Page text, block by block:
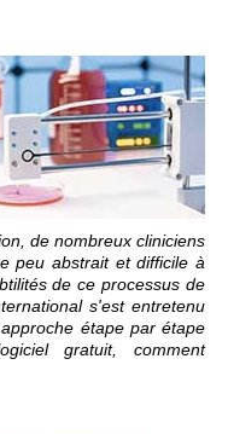
de nombreux cliniciens
peu abstrait et difficile à
de ce processus de
s'est entretenu
étape par étape
gratuit, comment